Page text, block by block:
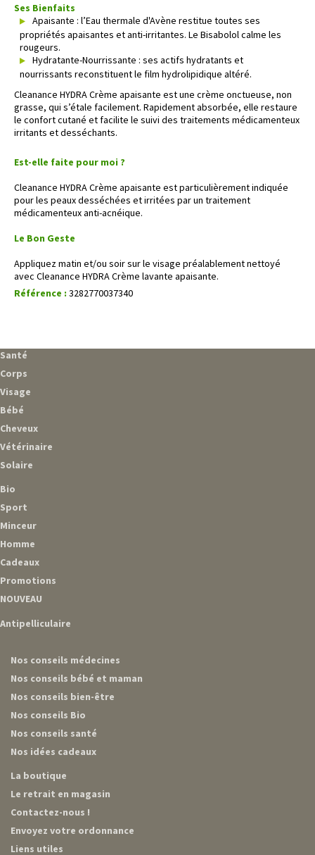
Ses Bienfaits
Apaisante : l’Eau thermale d'Avène restitue toutes ses
propriétés apaisantes et anti-irritantes. Le Bisabolol calme les
rougeurs.
Hydratante-Nourrissante : ses actifs hydratants et
nourrissants reconstituent le film hydrolipidique altéré.
Cleanance HYDRA Crème apaisante est une crème onctueuse, non
grasse, qui s’étale facilement. Rapidement absorbée, elle restaure
le confort cutané et facilite le suivi des traitements médicamenteux
irritants et desséchants.
Est-elle faite pour moi ?
Cleanance HYDRA Crème apaisante est particulièrement indiquée
pour les peaux desséchées et irritées par un traitement
médicamenteux anti-acnéique.
Le Bon Geste
Appliquez matin et/ou soir sur le visage préalablement nettoyé
avec Cleanance HYDRA Crème lavante apaisante.
Référence : 3282770037340
Santé
Corps
Visage
Bébé
Cheveux
Vétérinaire
Solaire
Bio
Sport
Minceur
Homme
Cadeaux
Promotions
NOUVEAU
Antipelliculaire
Nos conseils médecines
Nos conseils bébé et maman
Nos conseils bien-être
Nos conseils Bio
Nos conseils santé
Nos idées cadeaux
La boutique
Le retrait en magasin
Contactez-nous !
Envoyez votre ordonnance
Liens utiles